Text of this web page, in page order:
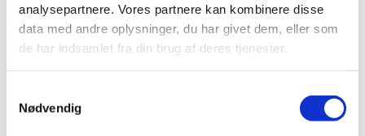
analysepartnere. Vores partnere kan kombinere disse
data med andre oplysninger, du har givet dem, eller som
de har indsamlet fra din brug af deres tjenester.
Nødvendig